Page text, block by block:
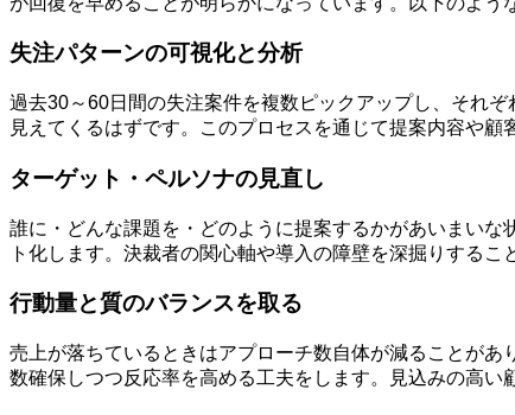
失注パターンの可視化と分析
過去30～60日間の失注案件を複数ピックアップし、それ
見えてくるはずです。このプロセスを通じて提案内容や顧
ターゲット・ペルソナの見直し
誰に・どんな課題を・どのように提案するかがあいまい
ト化します。決裁者の関心軸や導入の障壁を深掘りするこ
行動量と質のバランスを取る
売上が落ちているときはアプローチ数自体が減ることが
数確保しつつ反応率を高める工夫をします。見込みの高い